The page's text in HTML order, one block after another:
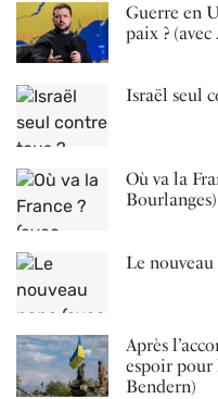
Guerre en
paix ?
Israël seul
Où va la
Bourlanges)
Le
Après
espoir pour
Bendern)